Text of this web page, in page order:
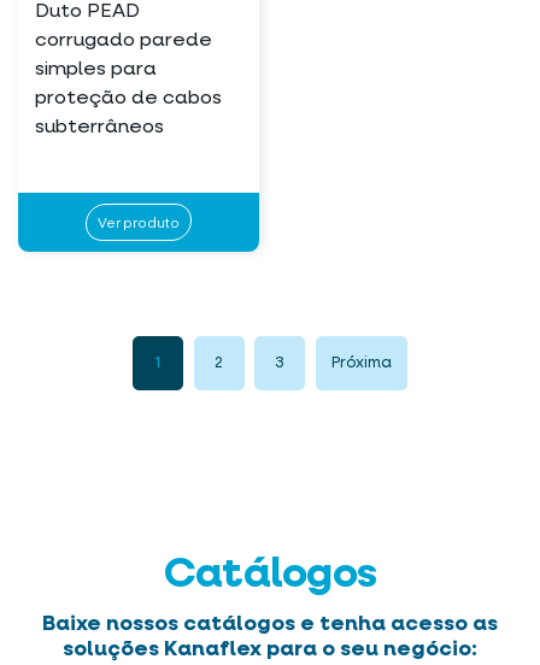
Duto PEAD
corrugado parede
simples para
proteção de cabos
subterrâneos
Ver produto
1 2 3 Próxima
Catálogos
Baixe nossos catálogos e tenha acesso as
soluções Kanaflex para o seu negócio: